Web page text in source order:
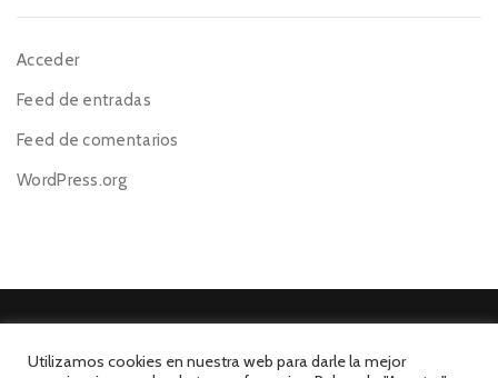
Acceder
Feed de entradas
Feed de comentarios
WordPress.org
Utilizamos cookies en nuestra web para darle la mejor